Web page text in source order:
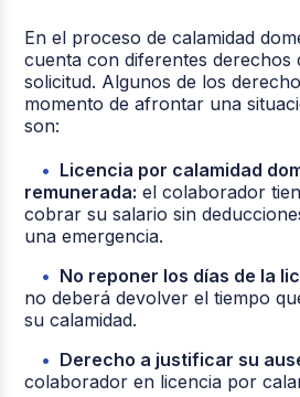
En el proceso de calamidad
cuenta con diferentes derechos
solicitud. Algunos de los
momento de afrontar una
son:
Licencia por calamidad
remunerada: el colaborador
cobrar su salario sin
una emergencia.
No reponer los días de la
no deberá devolver el tiempo
su calamidad.
Derecho a justificar su
colaborador en licencia por